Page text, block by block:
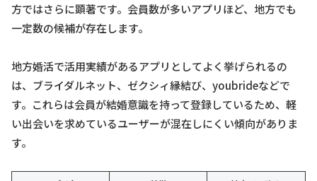
方ではさらに顕著です。会員数が多いアプリほど、地方でも
一定数の候補が存在します。
地方婚活で活用実績があるアプリとしてよく挙げられるの
は、ブライダルネット、ゼクシィ縁結び、youbrideなどで
す。これらは会員が結婚意識を持って登録しているため、軽
い出会いを求めているユーザーが混在しにくい傾向がありま
す。